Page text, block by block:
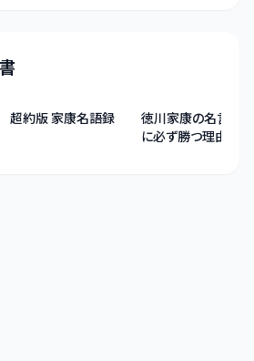
超約版 家康名語録
徳川家康の名言 〜
に必ず勝つ理由〜